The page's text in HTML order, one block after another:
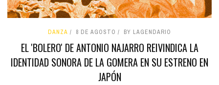
DANZA 8 DE AGOSTO BY LAGENDARIO
EL 'BOLERO' DE ANTONIO NAJARRO REIVINDICA LA
IDENTIDAD SONORA DE LA GOMERA EN SU ESTRENO EN
JAPÓN